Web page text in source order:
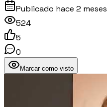
Publicado hace 2 meses
524
5
0
Marcar como visto